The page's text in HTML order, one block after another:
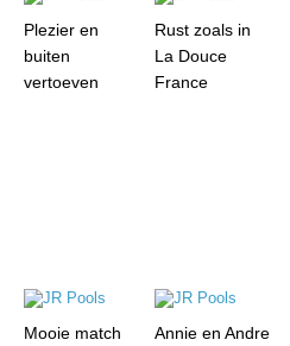
Plezier en
buiten
vertoeven
Rust zoals in
La Douce
France
Mooie match
Annie en Andre